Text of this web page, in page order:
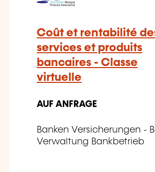
Coût et rentabilité
services et produits
bancaires - Classe
virtuelle
AUF ANFRAGE
Banken Versicherungen -
Verwaltung Bankbetrieb